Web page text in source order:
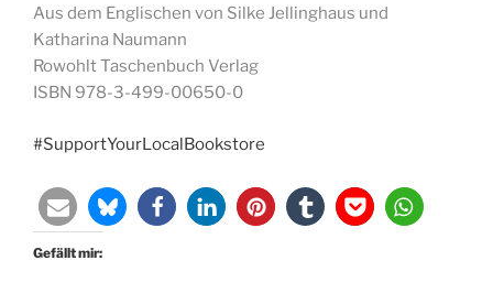
Aus dem Englischen von Silke Jellinghaus und
Katharina Naumann
Rowohlt Taschenbuch Verlag
ISBN 978-3-499-00650-0
#SupportYourLocalBookstore
Gefällt mir: